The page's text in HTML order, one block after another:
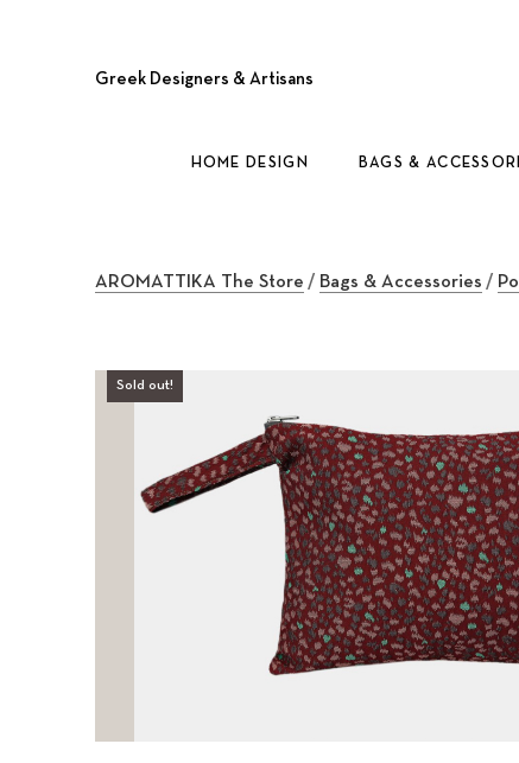
Greek Designers & Artisans
HOME DESIGN BAGS &
AROMATTIKA The Store / Bags & Accessories /
Sold out!